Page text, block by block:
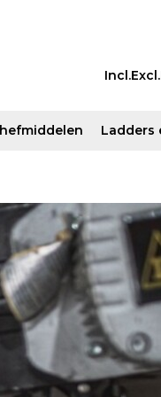
Incl.Excl.
Ladders